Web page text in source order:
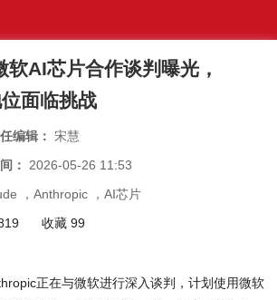
AI芯片合作谈判曝光，
面临挑战
编辑： 宋慧
： 2026-05-26 11:53
， Anthropic ， AI芯片
收藏 99
正在与微软进行深入谈判，计划使用微软